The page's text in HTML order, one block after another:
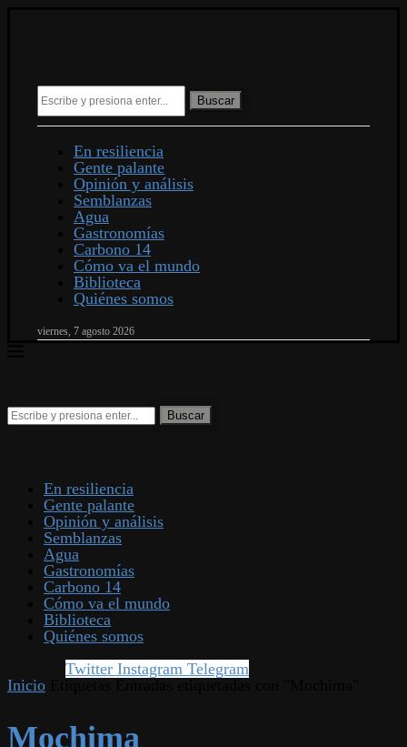
Buscar
En resiliencia
Gente palante
Opinión y análisis
Semblanzas
Agua
Gastronomías
Carbono 14
Cómo va el mundo
Biblioteca
Quiénes somos
viernes, 7 agosto 2026
En resiliencia
Gente palante
Opinión y análisis
Semblanzas
Agua
Gastronomías
Carbono 14
Cómo va el mundo
Biblioteca
Quiénes somos
Twitter Instagram Telegram
Inicio
Mochima